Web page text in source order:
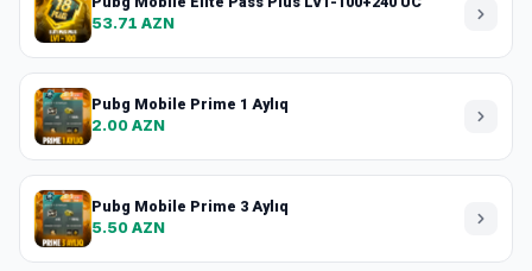
53.71 AZN
Pubg Mobile Prime 1 Aylıq
2.00 AZN
Pubg Mobile Prime 3 Aylıq
5.50 AZN